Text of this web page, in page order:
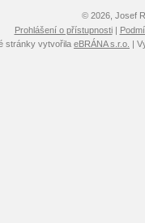
© 2026, Josef
Prohlášení o přístupnosti|
stránky vytvořila eBRÁNA s.r.o. |